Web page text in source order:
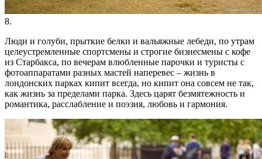
8.
Люди и голуби, прыткие белки и вальяжные лебеди, по утрам
целеустремленные спортсмены и строгие бизнесмены с кофе
из Старбакса, по вечерам влюбленные парочки и туристы с
фотоаппаратами разных мастей наперевес – жизнь в
лондонских парках кипит всегда, но кипит она совсем не так,
как жизнь за пределами парка. Здесь царят безмятежность и
романтика, расслабление и поэзия, любовь и гармония.